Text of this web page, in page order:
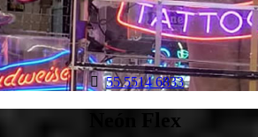
 55 5514 6833
Neón Flex